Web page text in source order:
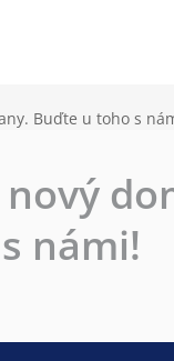
Buďte u toho s
námi!